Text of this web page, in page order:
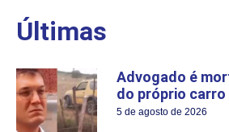
Últimas
Advogado é
do próprio carro
5 de agosto de 2026